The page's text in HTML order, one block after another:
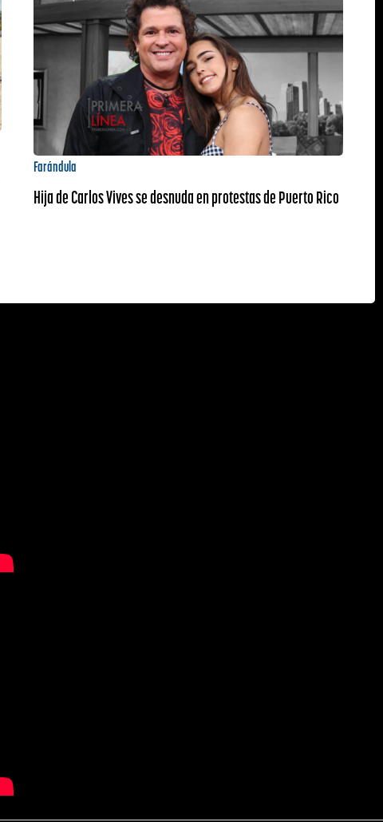
Farándula
Hija de Carlos Vives se desnuda en protestas de Puerto Rico